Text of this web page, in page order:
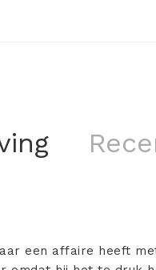
een affaire heeft